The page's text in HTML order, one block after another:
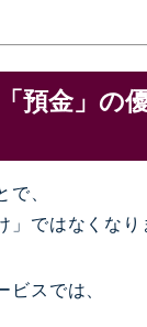
預金」の
で、
」ではなくなり
ビスでは、